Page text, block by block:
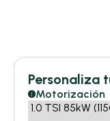
Personaliza
i Motorización